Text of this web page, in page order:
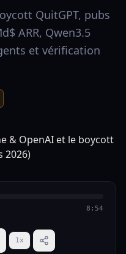
QuitGPT, pubs
ARR, Qwen3.5
et vérification
8:54
1x